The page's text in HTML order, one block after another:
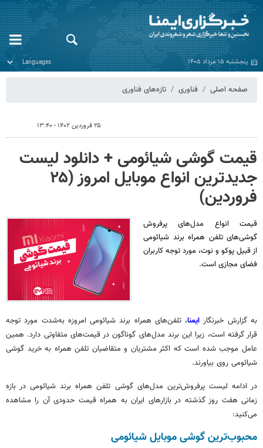
پنجشنبه ۱۵ مرداد ۱۴۰۵
صفحه اصلی فناوری تازه‌های فناوری
۲۵ فروردین ۱۴۰۲ - ۱۳:۴۰
قیمت گوشی‌ شیائومی + دانلود لیست
جدیدترین انواع موبایل امروز (۲۵
فروردین)
قیمت انواع مدل‌های پرفروش
گوشی‌های تلفن همراه برند شیائومی
از قبیل پوکو و نوت، مورد توجه کاربران
فضای مجازی است.
به گزارش خبرنگار ایمنا، تلفن‌های همراه برند شیائومی امروزه به‌شدت مورد توجه
قرار گرفته است، زیرا این برند مدل‌های گوناگون در قیمت‌های متفاوتی دارد. همین
عامل موجب شده است که اکثر مشتریان و متقاضیان تلفن همراه به خرید گوشی
شیائومی روی بیاورند.
در ادامه لیست پرفروش‌ترین مدل‌های گوشی تلفن همراه برند شیائومی در بازه
زمانی هفت روز گذشته در بازارهای ایران به همراه قیمت حدودی آن را مشاهده
می‌کنید:
محبوب‌ترین گوشی موبایل شیائومی